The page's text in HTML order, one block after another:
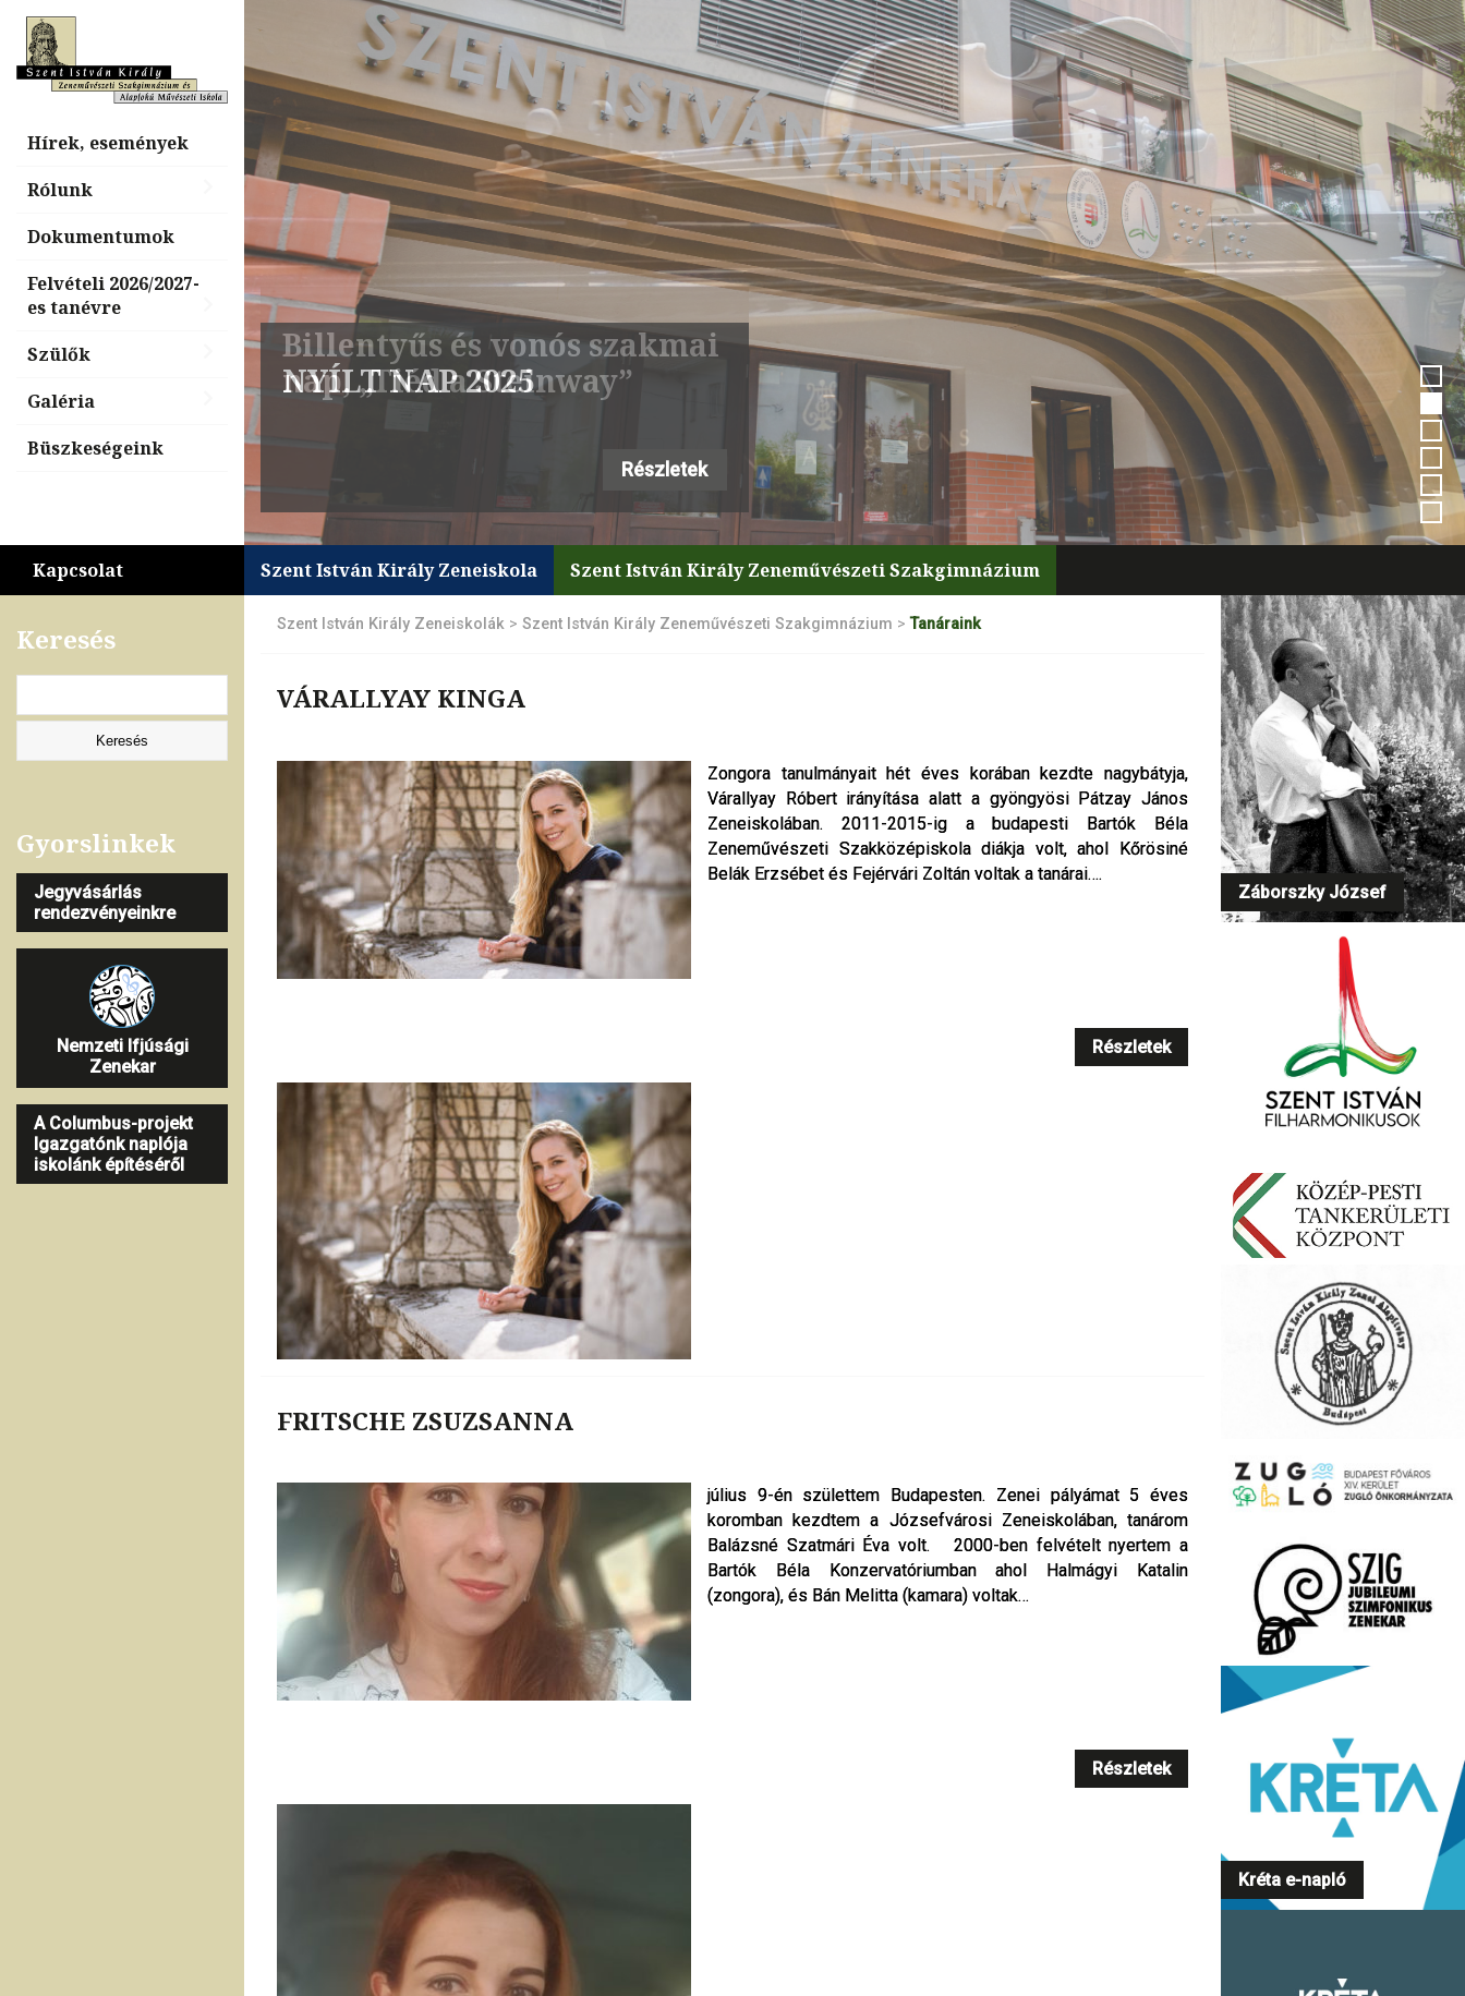
Hírek, események
Rólunk
Dokumentumok
Felvételi 2026/2027-
es tanévre
Szülők
Galéria
Büszkeségeink
Billentyűs és vonós szakmai
nap, „Tiéd a Steinway”
Részletek
Kapcsolat Szent István Király Zeneiskola Szent István Király Zeneművészeti Szakgimnázium
Szent István Király Zeneiskolák > Szent István Király Zeneművészeti Szakgimnázium >Tanáraink
VÁRALLYAY KINGA
Zongora tanulmányait hét éves korában kezdte nagybátyja,
Várallyay Róbert irányítása alatt a gyöngyösi Pátzay János
Zeneiskolában. 2011-2015-ig a budapesti Bartók Béla
Zeneművészeti Szakközépiskola diákja volt, ahol Kőrösiné
Belák Erzsébet és Fejérvári Zoltán voltak a tanárai….
Részletek
Zongora tanulmányait hét éves korában kezdte nagybátyja,
Várallyay Róbert irányítása alatt a gyöngyösi Pátzay János
Zeneiskolában. 2011-2015-ig a budapesti Bartók Béla
Zeneművészeti Szakközépiskola diákja volt, ahol Kőrösiné
Belák Erzsébet és Fejérvári Zoltán voltak a tanárai….
Részletek
FRITSCHE ZSUZSANNA
július 9-én születtem Budapesten. Zenei pályámat 5 éves
koromban kezdtem a Józsefvárosi Zeneiskolában, tanárom
Balázsné Szatmári Éva volt. 2000-ben felvételt nyertem a
Bartók Béla Konzervatóriumban ahol Halmágyi Katalin
(zongora), és Bán Melitta (kamara) voltak…
Részletek
július 9-én születtem Budapesten. Zenei pályámat 5 éves
koromban kezdtem a Józsefvárosi Zeneiskolában, tanárom
Balázsné Szatmári Éva volt. 2000-ben felvételt nyertem a
Bartók Béla Konzervatóriumban ahol Halmágyi Katalin
(zongora), és Bán Melitta (kamara) voltak…
Részletek
Keresés
Gyorslinkek
Jegyvásárlás
rendezvényeinkre
Nemzeti Ifjúsági
Zenekar
A Columbus-projekt
Igazgatónk naplója
iskolánk építéséről
Záborszky József
Kréta e-napló